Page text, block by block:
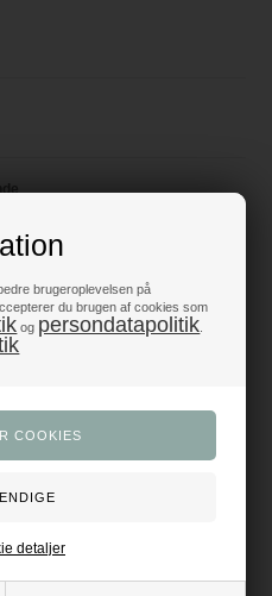
brugeroplevelsen på
du brugen af cookies som
og persondatapolitik
detaljer
De røde dannebrogsflag vajer
kigger forbi på deres
passe perfekt, når der skal serveres
og servietter klar, og